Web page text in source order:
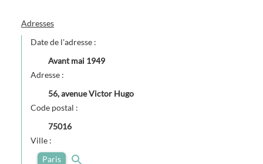
Adresses
Date de l'adresse :
Avantmai 1949
Adresse :
56, avenue Victor Hugo
Code postal :
75016
Ville :
Paris